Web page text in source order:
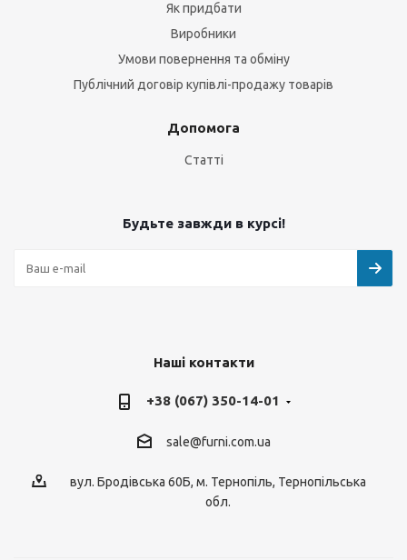
Як придбати
Виробники
Умови повернення та обміну
Публічний договір купівлі-продажу товарів
Допомога
Статті
Будьте завжди в курсі!
Наші контакти
+38 (067) 350-14-01
sale@furni.com.ua
вул. Бродівська 60Б, м. Тернопіль, Тернопільська
обл.